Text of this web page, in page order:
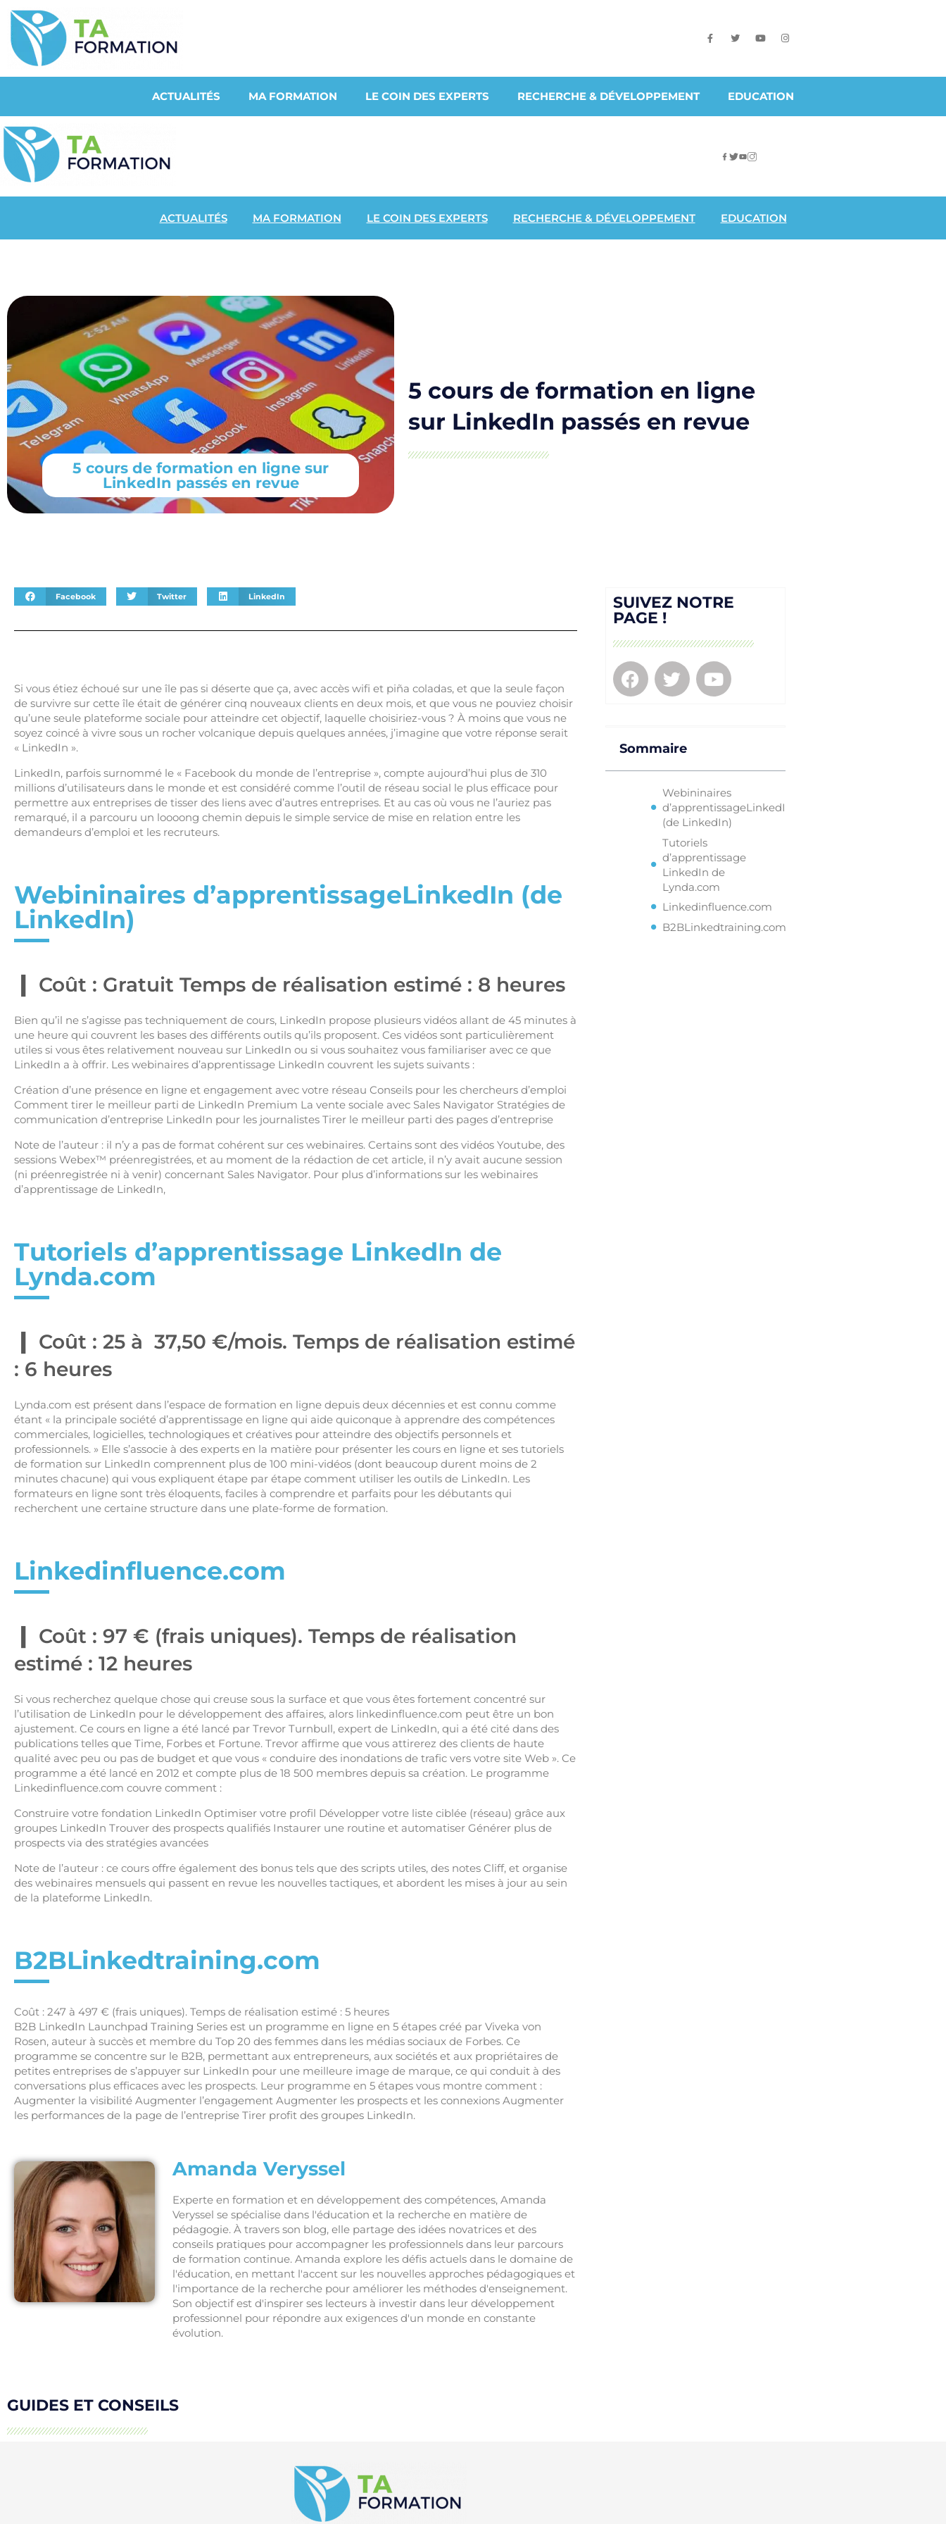
ACTUALITÉS MA FORMATION LE COIN DES EXPERTS RECHERCHE & DÉVELOPPEMENT EDUCATION
ACTUALITÉS MA FORMATION LE COIN DES EXPERTS RECHERCHE & DÉVELOPPEMENT EDUCATION
5 cours de formation en ligne sur
LinkedIn passés en revue
5 cours de formation en ligne
sur LinkedIn passés en revue
Facebook Twitter LinkedIn
Si vous étiez échoué sur une île pas si déserte que ça, avec accès wifi et piña coladas, et que la seule façon
de survivre sur cette île était de générer cinq nouveaux clients en deux mois, et que vous ne pouviez choisir
qu’une seule plateforme sociale pour atteindre cet objectif, laquelle choisiriez-vous ? À moins que vous ne
soyez coincé à vivre sous un rocher volcanique depuis quelques années, j’imagine que votre réponse serait
« LinkedIn ».
LinkedIn, parfois surnommé le « Facebook du monde de l’entreprise », compte aujourd’hui plus de 310
millions d’utilisateurs dans le monde et est considéré comme l’outil de réseau social le plus efficace pour
permettre aux entreprises de tisser des liens avec d’autres entreprises. Et au cas où vous ne l’auriez pas
remarqué, il a parcouru un loooong chemin depuis le simple service de mise en relation entre les
demandeurs d’emploi et les recruteurs.
Webininaires d’apprentissageLinkedIn (de
LinkedIn)
Coût : Gratuit Temps de réalisation estimé : 8 heures
Bien qu’il ne s’agisse pas techniquement de cours, LinkedIn propose plusieurs vidéos allant de 45 minutes à
une heure qui couvrent les bases des différents outils qu’ils proposent. Ces vidéos sont particulièrement
utiles si vous êtes relativement nouveau sur LinkedIn ou si vous souhaitez vous familiariser avec ce que
LinkedIn a à offrir. Les webinaires d’apprentissage LinkedIn couvrent les sujets suivants :
Création d’une présence en ligne et engagement avec votre réseau Conseils pour les chercheurs d’emploi
Comment tirer le meilleur parti de LinkedIn Premium La vente sociale avec Sales Navigator Stratégies de
communication d’entreprise LinkedIn pour les journalistes Tirer le meilleur parti des pages d’entreprise
Note de l’auteur : il n’y a pas de format cohérent sur ces webinaires. Certains sont des vidéos Youtube, des
sessions Webex™ préenregistrées, et au moment de la rédaction de cet article, il n’y avait aucune session
(ni préenregistrée ni à venir) concernant Sales Navigator. Pour plus d’informations sur les webinaires
d’apprentissage de LinkedIn,
Tutoriels d’apprentissage LinkedIn de
Lynda.com
Coût : 25 à 37,50 €/mois. Temps de réalisation estimé
: 6 heures
Lynda.com est présent dans l’espace de formation en ligne depuis deux décennies et est connu comme
étant « la principale société d’apprentissage en ligne qui aide quiconque à apprendre des compétences
commerciales, logicielles, technologiques et créatives pour atteindre des objectifs personnels et
professionnels. » Elle s’associe à des experts en la matière pour présenter les cours en ligne et ses tutoriels
de formation sur LinkedIn comprennent plus de 100 mini-vidéos (dont beaucoup durent moins de 2
minutes chacune) qui vous expliquent étape par étape comment utiliser les outils de LinkedIn. Les
formateurs en ligne sont très éloquents, faciles à comprendre et parfaits pour les débutants qui
recherchent une certaine structure dans une plate-forme de formation.
Linkedinfluence.com
Coût : 97 € (frais uniques). Temps de réalisation
estimé : 12 heures
Si vous recherchez quelque chose qui creuse sous la surface et que vous êtes fortement concentré sur
l’utilisation de LinkedIn pour le développement des affaires, alors linkedinfluence.com peut être un bon
ajustement. Ce cours en ligne a été lancé par Trevor Turnbull, expert de LinkedIn, qui a été cité dans des
publications telles que Time, Forbes et Fortune. Trevor affirme que vous attirerez des clients de haute
qualité avec peu ou pas de budget et que vous « conduire des inondations de trafic vers votre site Web ». Ce
programme a été lancé en 2012 et compte plus de 18 500 membres depuis sa création. Le programme
Linkedinfluence.com couvre comment :
Construire votre fondation LinkedIn Optimiser votre profil Développer votre liste ciblée (réseau) grâce aux
groupes LinkedIn Trouver des prospects qualifiés Instaurer une routine et automatiser Générer plus de
prospects via des stratégies avancées
Note de l’auteur : ce cours offre également des bonus tels que des scripts utiles, des notes Cliff, et organise
des webinaires mensuels qui passent en revue les nouvelles tactiques, et abordent les mises à jour au sein
de la plateforme LinkedIn.
B2BLinkedtraining.com
Coût : 247 à 497 € (frais uniques). Temps de réalisation estimé : 5 heures
B2B LinkedIn Launchpad Training Series est un programme en ligne en 5 étapes créé par Viveka von
Rosen, auteur à succès et membre du Top 20 des femmes dans les médias sociaux de Forbes. Ce
programme se concentre sur le B2B, permettant aux entrepreneurs, aux sociétés et aux propriétaires de
petites entreprises de s’appuyer sur LinkedIn pour une meilleure image de marque, ce qui conduit à des
conversations plus efficaces avec les prospects. Leur programme en 5 étapes vous montre comment :
Augmenter la visibilité Augmenter l’engagement Augmenter les prospects et les connexions Augmenter
les performances de la page de l’entreprise Tirer profit des groupes LinkedIn.
Amanda Veryssel
Experte en formation et en développement des compétences, Amanda
Veryssel se spécialise dans l'éducation et la recherche en matière de
pédagogie. À travers son blog, elle partage des idées novatrices et des
conseils pratiques pour accompagner les professionnels dans leur parcours
de formation continue. Amanda explore les défis actuels dans le domaine de
l'éducation, en mettant l'accent sur les nouvelles approches pédagogiques et
l'importance de la recherche pour améliorer les méthodes d'enseignement.
Son objectif est d'inspirer ses lecteurs à investir dans leur développement
professionnel pour répondre aux exigences d'un monde en constante
évolution.
SUIVEZ NOTRE
PAGE !
Sommaire
Webininaires
d’apprentissageLinkedIn
(de LinkedIn)
Tutoriels
d’apprentissage
LinkedIn de
Lynda.com
Linkedinfluence.com
B2BLinkedtraining.com
GUIDES ET CONSEILS